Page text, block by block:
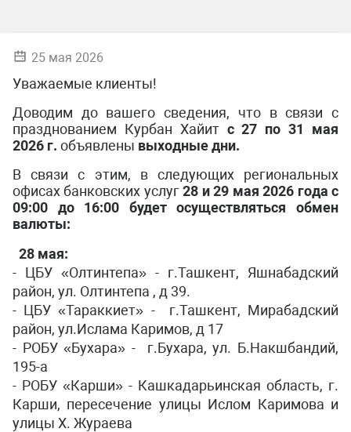
25 мая 2026
Уважаемые клиенты!
Доводим до вашего сведения, что в связи с
празднованием Курбан Хайит с 27 по 31 мая
2026 г. объявлены выходные дни.
В связи с этим, в следующих региональных
офисах банковских услуг28 и 29 мая 2026 года с
09:00 до 16:00 будет осуществляться обмен
валюты:
28 мая:
- ЦБУ «Олтинтепа» - г.Ташкент, Яшнабадский
район, ул. Олтинтепа , д 39.
- ЦБУ «Тараккиет» - г.Ташкент, Мирабадский
район, ул.Ислама Каримов, д 17
- РОБУ «Бухара» - г.Бухара, ул. Б.Накшбандий,
195-a
- РОБУ «Карши» - Кашкадарьинская область, г.
Карши, пересечение улицы Ислом Каримова и
улицы Х. Жураева